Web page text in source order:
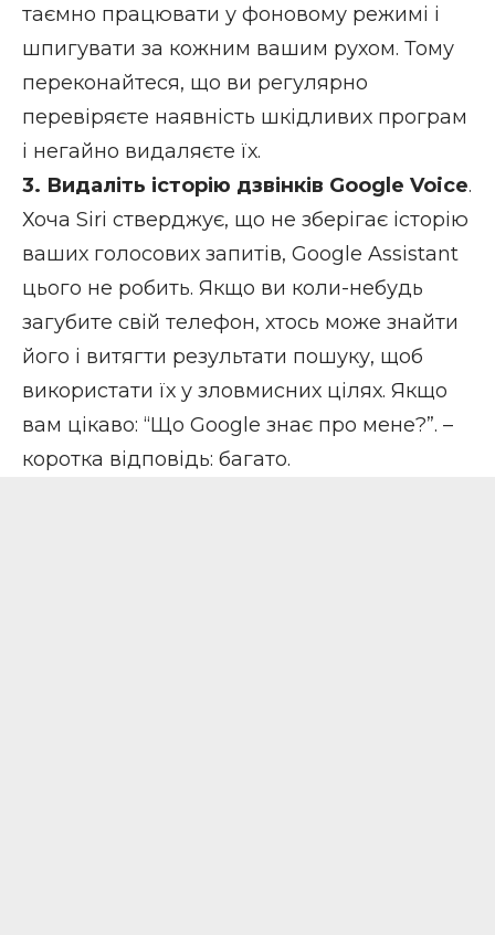
таємно працювати у фоновому режимі і
шпигувати за кожним вашим рухом. Тому
переконайтеся, що ви регулярно
перевіряєте наявність шкідливих програм
і негайно видаляєте їх.
3. Видаліть історію дзвінків Google Voice.
Хоча Siri стверджує, що не зберігає історію
ваших голосових запитів, Google Assistant
цього не робить. Якщо ви коли-небудь
загубите свій телефон, хтось може знайти
його і витягти результати пошуку, щоб
використати їх у зловмисних цілях. Якщо
вам цікаво: “Що Google знає про мене?”. –
коротка відповідь: багато.